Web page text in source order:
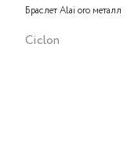
Браслет Alai oro металл
Ciclon